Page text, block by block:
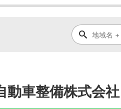
動車整備株式会社